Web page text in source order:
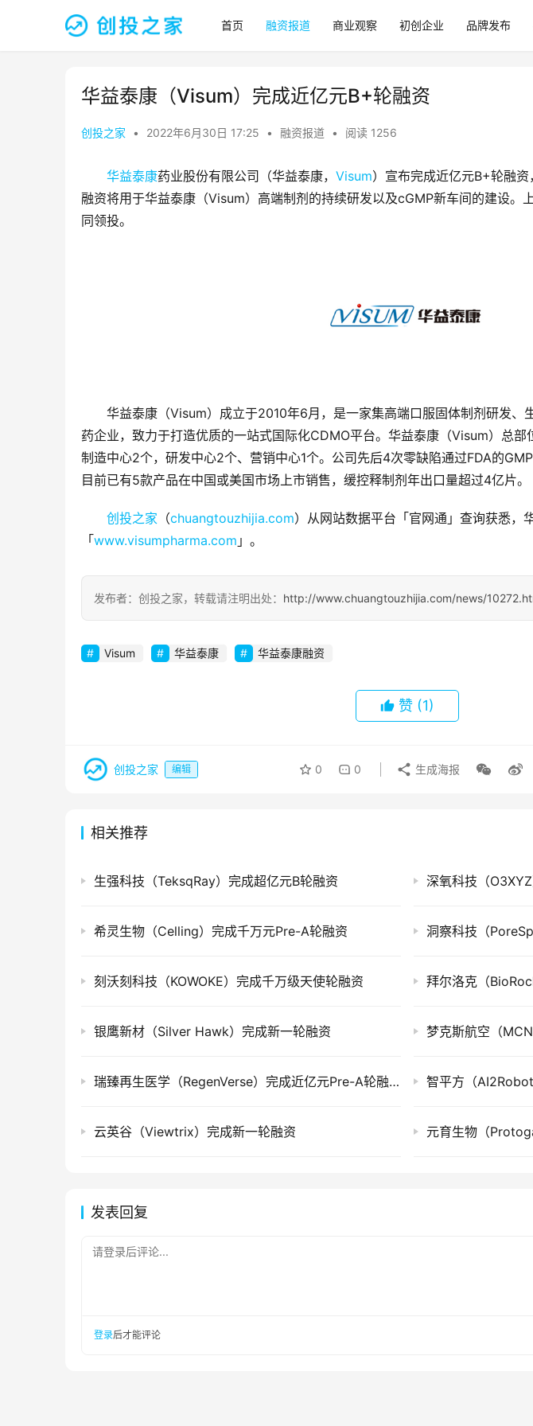
首页 融资报道 商业观察 初创企业 品牌发布
华益泰康（Visum）完成近亿元B+轮融资
创投之家 • 2022年6月30日 17:25 • 融资报道 • 阅读 1256
华益泰康药业股份有限公司（华益泰康， Visum）宣布完成近亿元B+轮融
融资将用于华益泰康（Visum）高端制剂的持续研发以及cGMP新车间的建设。
同领投。
华益泰康（Visum）成立于2010年6月，是一家集高端口服固体制剂研发、
药企业，致力于打造优质的一站式国际化CDMO平台。华益泰康（Visum）总
制造中心2个，研发中心2个、营销中心1个。公司先后4次零缺陷通过FDA的
目前已有5款产品在中国或美国市场上市销售，缓控释制剂年出口量超过4亿片。
创投之家 （chuangtouzhijia.com）从网站数据平台「官网通」查询获悉，
「www.visumpharma.com 」。
发布者：创投之家，转载请注明出处： http://www.chuangtouzhijia.com/news/
Visum 华益泰康 华益泰康融资
赞 (1)
创投之家 编辑 0 0 生成海报
相关推荐
生强科技（TeksqRay）完成超亿元B轮融资 深氧科技（
希灵生物（Celling）完成千万元Pre-A轮融资 洞察科技（
刻沃刻科技（KOWOKE）完成千万级天使轮融资 拜尔洛克（
银鹰新材（Silver Hawk）完成新一轮融资 梦克斯航空（
瑞臻再生医学（RegenVerse）完成近亿元Pre-A轮融资 智平方（
云英谷（Viewtrix）完成新一轮融资 元育生物（
发表回复
请登录后评论...
登录后才能评论